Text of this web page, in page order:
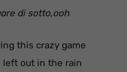
di sotto,ooh
this crazy game
left out in the rain